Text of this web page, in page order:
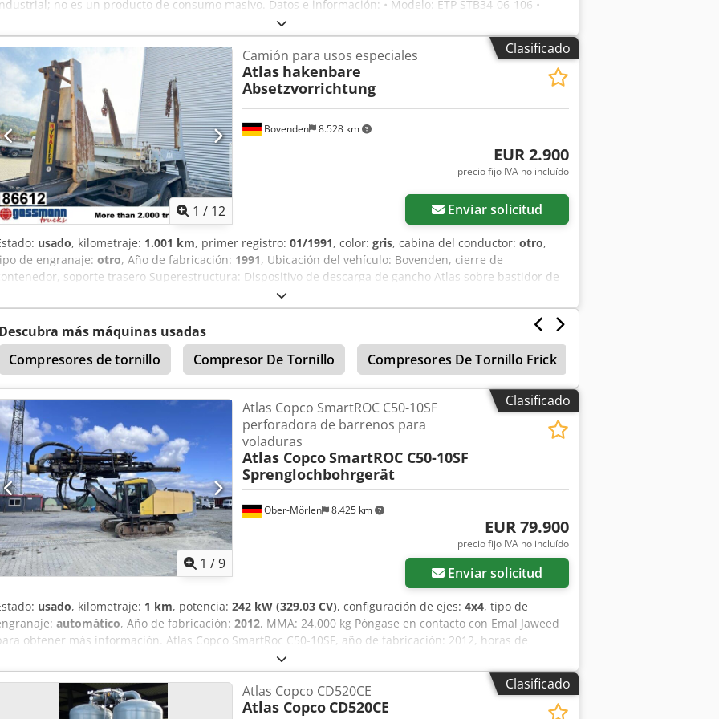
no es un producto de consumo masivo. Datos e información: • Modelo: ETP STB34-06-106 •
Alimentación: 18V CC • País de fabricación: Suecia • Año de fabricación: 2021 • Diseño ergonómico y bien
• Adaptado para montaje de precisión y trabajos en serie El conjunto incluye: • Atornillador a
Atlas Copco • 2x batería de 18V Atlas Copco • Cargador Atlas Copco • Todo tal como se muestra en
fotos Estado: Usado, en funcionamiento, con signos normales de uso. Sin grietas ni holguras. El equipo
proviene de un desmontaje industrial. Csdpfx Adeyc Rvaj Seha Aplicaciones: • Producción • Montaje
• Líneas de tecnología • Talleres profesionales Alternativa ideal frente a equipos nuevos: Coste
menor manteniendo la calidad Atlas Copco.
Clasificado
1 / 12
Bovenden 8.528 km
Camión para usos especiales
Atlas hakenbare
Absetzvorrichtung
EUR 2.900
precio fijo IVA no incluído
Enviar solicitud
usado, kilometraje: 1.001 km, primer registro: 01/1991, color: gris, cabina del conductor: otro,
de engranaje: otro, Año de fabricación: 1991, Ubicación del vehículo: Bovenden, cierre de
soporte trasero Superestructura: Dispositivo de descarga de gancho Atlas sobre bastidor de
rodillos Roland (año 1994) ¡LAS ESPECIFICACIONES DE ACCESORIOS NO SON VINCULANTES, sujetos a
venta previa y errores! Chsdsp N Apaspfx Ad Ssa
Descubra más máquinas usadas
Compresores de tornillo
Compresor De Tornillo Compresores De Tornillo Frick
Clasificado
1 /9
Ober-Mörlen 8.425 km
Atlas Copco SmartROC C50-10SF
perforadora de barrenos para
voladuras
Atlas CopcoSmartROC C50-10SF
Sprenglochbohrgerät
EUR 79.900
precio fijo IVA no incluído
Enviar solicitud
usado, kilometraje: 1 km, potencia: 242 kW (329,03 CV), configuración de ejes: 4x4, tipo de
automático, Año de fabricación: 2012, MMA: 24.000 kg Póngase en contacto con Emal Jaweed
obtener más información. Atlas Copco SmartRoc C50-10SF, año de fabricación: 2012, horas de
funcionamiento: 14.261, kW / CV: 242 / 329, peso: 30.000 kg, diámetro de perforación: 90-140 mm,
máxima de perforación: 36 m, volumen de aire (FAD) a 12 bar: 223 l/s (aprox. 472 cfm),
método de perforación: tecnología COPROD, que combina la perforación Top Hammer, control de
perforación por indicadores de metro perforado, sistemas de navegación y GPS para perforación guiada,
Clasificado
Atlas Copco CD520CE
Atlas Copco CD520CE